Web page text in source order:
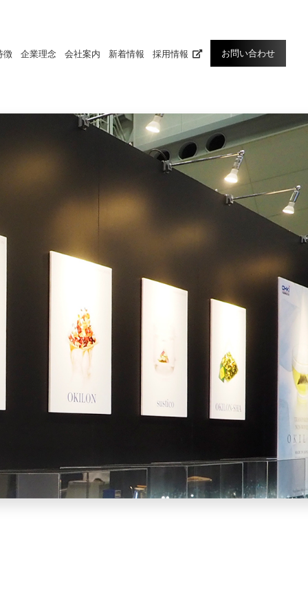
徴 企業理念 会社案内 新着情報 採用情報 お問い合わせ